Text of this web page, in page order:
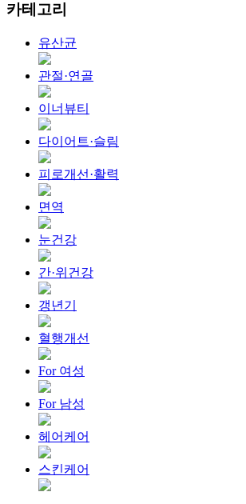
카테고리
유산균
관절·연골
이너뷰티
다이어트·슬림
피로개선·활력
면역
눈건강
간·위건강
갱년기
혈행개선
For 여성
For 남성
헤어케어
스킨케어